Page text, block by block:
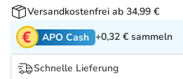
Tierapotheke
Vitamine & Mineralstoffe
Salus Deals
Versandkostenfrei ab 34,99 €
APO Cash +0,32 € sammeln
Schnelle Lieferung